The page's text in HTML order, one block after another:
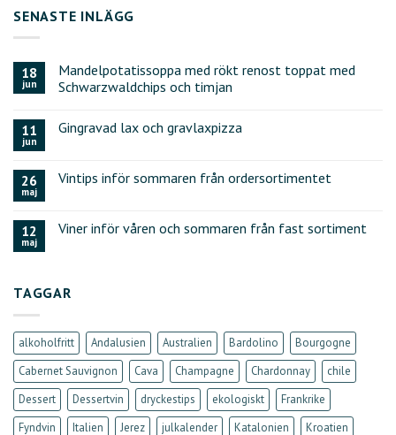
SENASTE INLÄGG
18
jun
Mandelpotatissoppa med rökt renost toppat med
Schwarzwaldchips och timjan
11
jun
Gingravad lax och gravlaxpizza
26
maj
Vintips inför sommaren från ordersortimentet
12
maj
Viner inför våren och sommaren från fast sortiment
TAGGAR
alkoholfritt Andalusien Australien Bardolino
Bourgogne
Cabernet Sauvignon
Cava Champagne Chardonnay
chile
Dessert
Dessertvin dryckestips ekologiskt
Frankrike
Fyndvin
Italien Jerez julkalender Katalonien
Kroatien